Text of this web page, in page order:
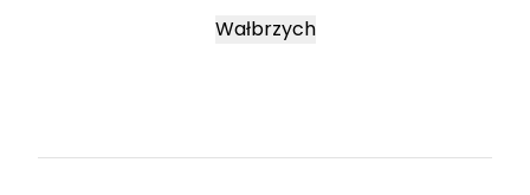
Wałbrzych